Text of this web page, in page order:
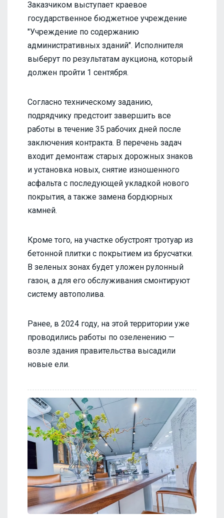
Заказчиком выступает краевое
государственное бюджетное учреждение
"Учреждение по содержанию
административных зданий". Исполнителя
выберут по результатам аукциона, который
должен пройти 1 сентября.
Согласно техническому заданию,
подрядчику предстоит завершить все
работы в течение 35 рабочих дней после
заключения контракта. В перечень задач
входит демонтаж старых дорожных знаков
и установка новых, снятие изношенного
асфальта с последующей укладкой нового
покрытия, а также замена бордюрных
камней.
Кроме того, на участке обустроят тротуар из
бетонной плитки с покрытием из брусчатки.
В зеленых зонах будет уложен рулонный
газон, а для его обслуживания смонтируют
систему автополива.
Ранее, в 2024 году, на этой территории уже
проводились работы по озеленению —
возле здания правительства высадили
новые ели.